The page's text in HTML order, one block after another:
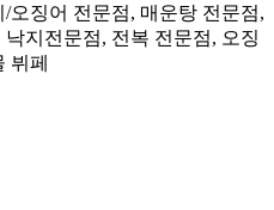
오징어 전문점, 매운탕 전문점,
지전문점, 전복 전문점, 오징
뷔페